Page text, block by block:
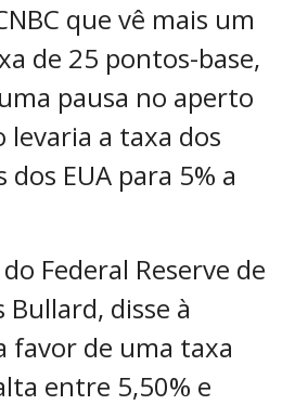
que vê mais um
de 25 pontos-base,
pausa no aperto
levaria a taxa dos
EUA para 5% a
Federal Reserve de
Bullard, disse à
favor de uma taxa
entre 5,50% e